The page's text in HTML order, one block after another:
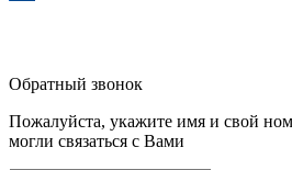
Обратный звонок
Пожалуйста, укажите имя и свой
могли связаться с Вами